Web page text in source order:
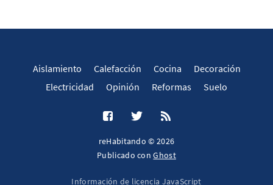
Aislamiento Calefacción Cocina
Decoración
Electricidad
Opinión Reformas Suelo
reHabitando © 2026
Publicado conGhost
Información de licencia JavaScript